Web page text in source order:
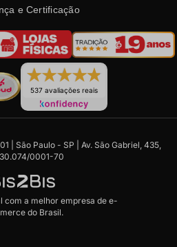
e Certificação
537 avaliações reais
| São Paulo - SP | Av. São Gabriel, 435,
0001-70
com a melhor empresa de e-
do Brasil.